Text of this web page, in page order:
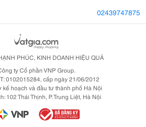
02439747875
PHÚC, KINH DOANH HIỆU QUẢ
ty Cổ phần VNP Group.
0102015284, cấp ngày 21/06/2012
kế hoạch và đầu tư thành phố Hà Nội
102 Thái Thịnh, P. Trung Liệt, Hà Nội